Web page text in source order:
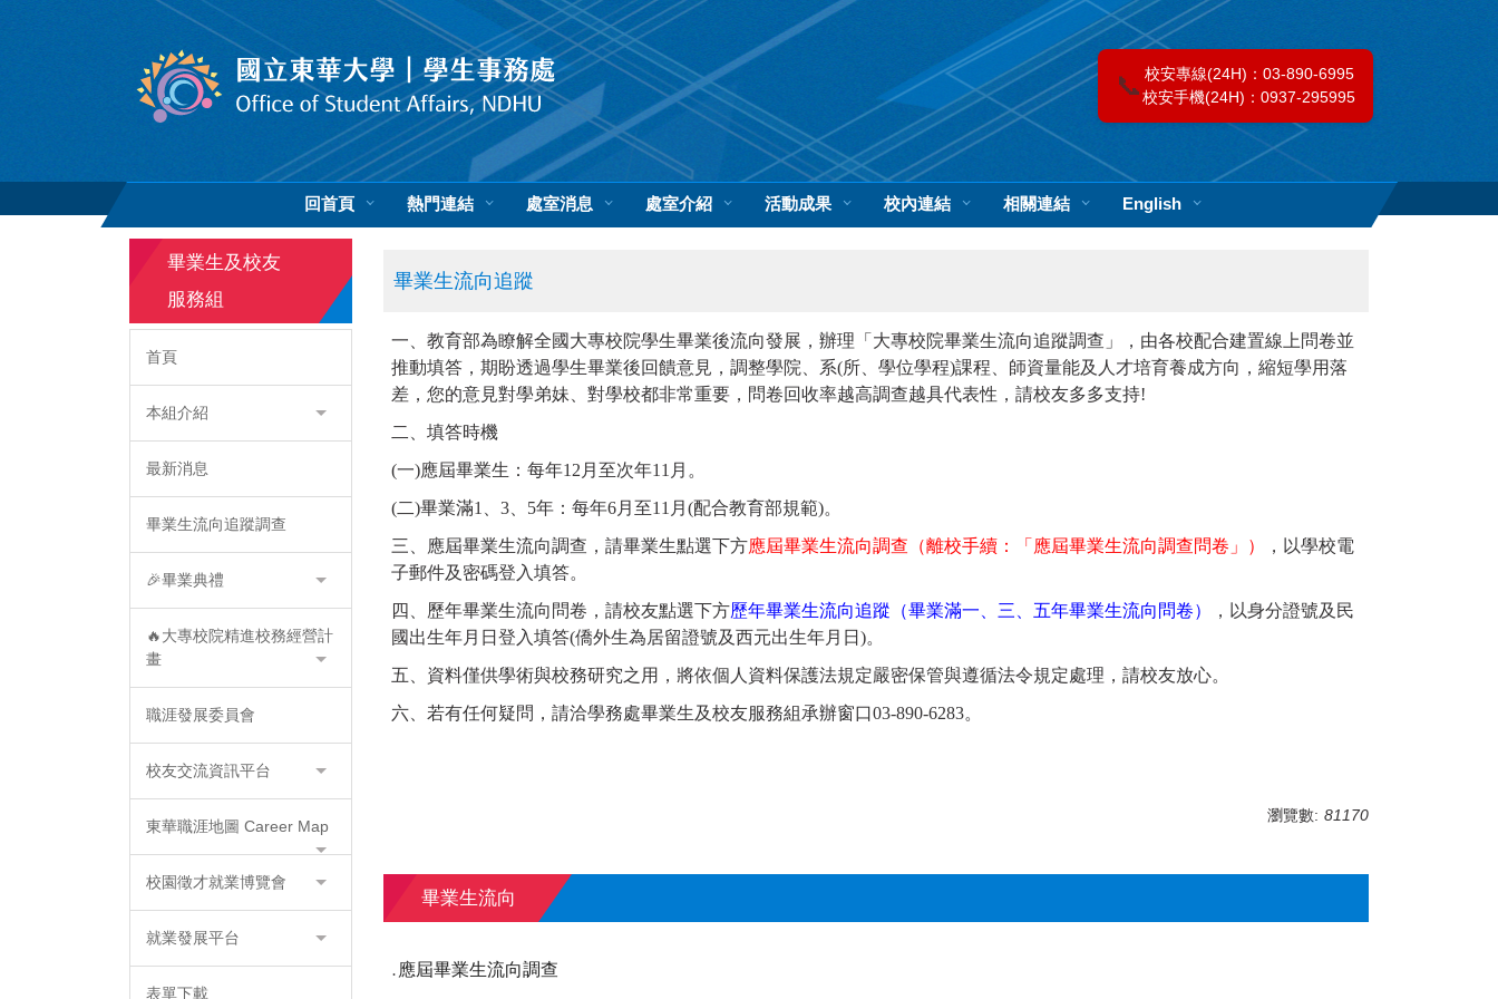
📞 校安專線(24H)：03-890-6995
校安手機(24H)：0937-295995
回首頁 熱門連結 處室消息 處室介紹 活動成果 校內連結 相關連結 English
畢業生及校友
服務組
首頁
本組介紹
最新消息
畢業生流向追蹤調查
🎉畢業典禮
🔥大專校院精進校務經營計
畫
職涯發展委員會
校友交流資訊平台
東華職涯地圖 Career Map
校園徵才就業博覽會
就業發展平台
表單下載
畢業生流向追蹤
一、教育部為瞭解全國大專校院學生畢業後流向發展，辦理「大專校院畢業生流向追蹤調查」，由各校配合建置線上問卷並
推動填答，期盼透過學生畢業後回饋意見，調整學院、系(所、學位學程)課程、師資量能及人才培育養成方向，縮短學用落
差，您的意見對學弟妹、對學校都非常重要，問卷回收率越高調查越具代表性，請校友多多支持!
二、填答時機
(一)應屆畢業生：每年12月至次年11月。
(二)畢業滿1、3、5年 ： 每年6月至11月(配合教育部規範)。
三、應屆畢業生流向調查，請畢業生點選下方應屆畢業生流向調查（離校手續：「應屆畢業生流向調查問卷」）
，以學校電
子郵件及密碼登入填答。
四、歷年畢業生流向問卷，請校友點選下方歷年畢業生流向追蹤（畢業滿一、三、五年畢業生流向問卷）
，以身分證號及民
國出生年月日登入填答(僑外生為居留證號及西元出生年月日)。
五、資料僅供學術與校務研究之用，將依個人資料保護法規定嚴密保管與遵循法令規定處理，請校友放心。
六、若有任何疑問，請洽學務處畢業生及校友服務組承辦窗口03-890-6283。
瀏覽數: 81170
畢業生流向
․ 應屆畢業生流向調查